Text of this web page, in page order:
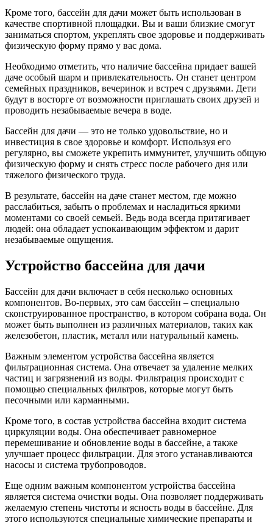
Кроме того, бассейн для дачи может быть использован в
качестве спортивной площадки. Вы и ваши близкие смогут
заниматься спортом, укреплять свое здоровье и поддерживать
физическую форму прямо у вас дома.
Необходимо отметить, что наличие бассейна придает вашей
даче особый шарм и привлекательность. Он станет центром
семейных праздников, вечеринок и встреч с друзьями. Дети
будут в восторге от возможности приглашать своих друзей и
проводить незабываемые вечера в воде.
Бассейн для дачи — это не только удовольствие, но и
инвестиция в свое здоровье и комфорт. Используя его
регулярно, вы сможете укрепить иммунитет, улучшить общую
физическую форму и снять стресс после рабочего дня или
тяжелого физического труда.
В результате, бассейн на даче станет местом, где можно
расслабиться, забыть о проблемах и насладиться яркими
моментами со своей семьей. Ведь вода всегда притягивает
людей: она обладает успокаивающим эффектом и дарит
незабываемые ощущения.
Устройство бассейна для дачи
Бассейн для дачи включает в себя несколько основных
компонентов. Во-первых, это сам бассейн – специально
сконструированное пространство, в котором собрана вода. Он
может быть выполнен из различных материалов, таких как
железобетон, пластик, металл или натуральный камень.
Важным элементом устройства бассейна является
фильтрационная система. Она отвечает за удаление мелких
частиц и загрязнений из воды. Фильтрация происходит с
помощью специальных фильтров, которые могут быть
песочными или карманными.
Кроме того, в состав устройства бассейна входит система
циркуляции воды. Она обеспечивает равномерное
перемешивание и обновление воды в бассейне, а также
улучшает процесс фильтрации. Для этого устанавливаются
насосы и система трубопроводов.
Еще одним важным компонентом устройства бассейна
является система очистки воды. Она позволяет поддерживать
желаемую степень чистоты и ясность воды в бассейне. Для
этого используются специальные химические препараты и